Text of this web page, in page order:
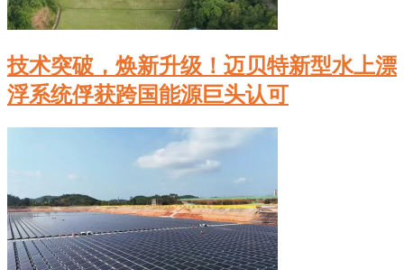
技术突破，焕新升级！迈贝特新型水上漂
浮系统俘获跨国能源巨头认可